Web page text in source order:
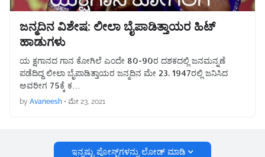
ಜನ್ಮದಿನ ವಿಶೇಷ: ಲೀಲಾ ಬೈಪಾಡಿತ್ತಾಯರ ಹಿಟ್
ಹಾಡುಗಳು
ಯ ಕ್ಷಗಾನದ ಗಾನ ಕೋಗಿಲೆ ಎಂದೇ 80-90ರ ದಶಕದಲ್ಲಿ ಜನಮನ್ನಣೆ
ಪಡೆದಿದ್ದ ಲೀಲಾ ಬೈಪಾಡಿತ್ತಾಯರ ಜನ್ಮದಿನ ಮೇ 23. 1947ರಲ್ಲಿ ಜನಿಸಿದ
ಅವರೀಗ 75ಕ್ಕೆ ಕ…
by Avaneesh • ಮೇ 23, 2021
ಇನ್ನಷ್ಟು ಪೋಸ್ಟ್‌ಗಳನ್ನು ಲೋಡ್ ಮಾಡಿ